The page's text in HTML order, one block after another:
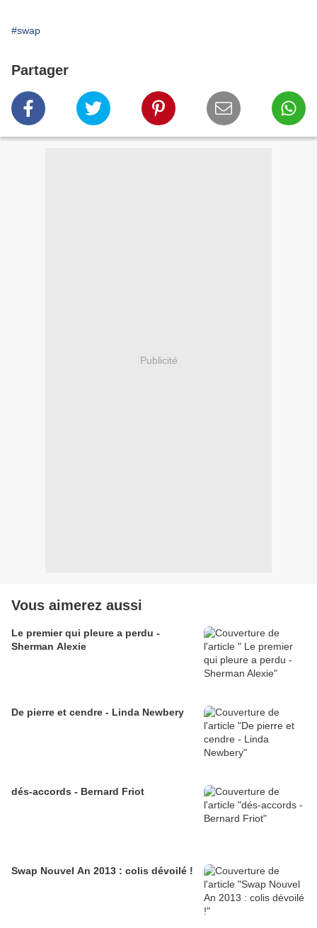
#swap
Partager
Publicité
Vous aimerez aussi
Le premier qui pleure a perdu -
Sherman Alexie
De pierre et cendre - Linda Newbery
dés-accords - Bernard Friot
Swap Nouvel An 2013 : colis dévoilé !